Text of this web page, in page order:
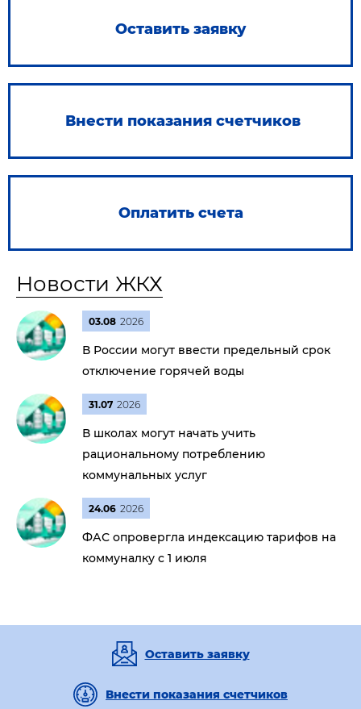
Оставить заявку
Внести показания счетчиков
Оплатить счета
Новости ЖКХ
03.08 2026
В России могут ввести предельный срок
отключение горячей воды
31.07 2026
В школах могут начать учить
рациональному потреблению
коммунальных услуг
24.06 2026
ФАС опровергла индексацию тарифов на
коммуналку с 1 июля
Оставить заявку
Внести показания счетчиков